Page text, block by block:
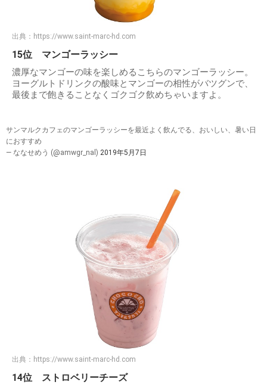
出典： https://www.saint-marc-hd.com
15位 マンゴーラッシー
濃厚なマンゴーの味を楽しめるこちらのマンゴーラッシー。
ヨーグルトドリンクの酸味とマンゴーの相性がバツグンで、
最後まで飽きることなくゴクゴク飲めちゃいますよ。
サンマルクカフェのマンゴーラッシーを最近よく飲んでる、おいしい、暑い日
におすすめ
— ななせめう (@amwgr_nal) 2019年5月7日
出典： https://www.saint-marc-hd.com
14位 ストロベリーチーズ